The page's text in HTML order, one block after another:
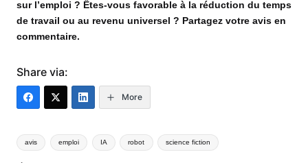
sur l’emploi ? Êtes-vous favorable à la réduction du temps
de travail ou au revenu universel ? Partagez votre avis en
commentaire.
Share via:
More
Tags:
avis emploi IA robot science fiction